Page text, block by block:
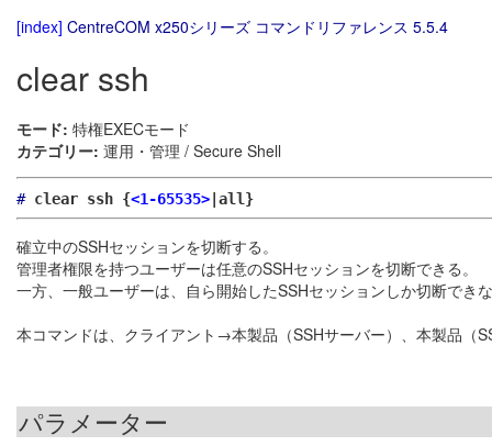
[index] CentreCOM x250シリーズ コマンドリファレンス 5.5.4
clear ssh
モード: 特権EXECモード
カテゴリー: 運用・管理 / Secure Shell
# clear ssh {<1-65535> |all}
確立中のSSHセッションを切断する。
管理者権限を持つユーザーは任意のSSHセッションを切断できる。
一方、一般ユーザーは、自ら開始したSSHセッションしか切断でき
本コマンドは、クライアント→本製品（SSHサーバー）、本製品
パラメーター